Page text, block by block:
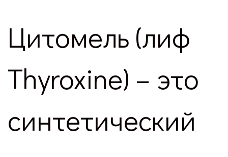
Цитомель (лиф
Thyroxine) – это
синтетический